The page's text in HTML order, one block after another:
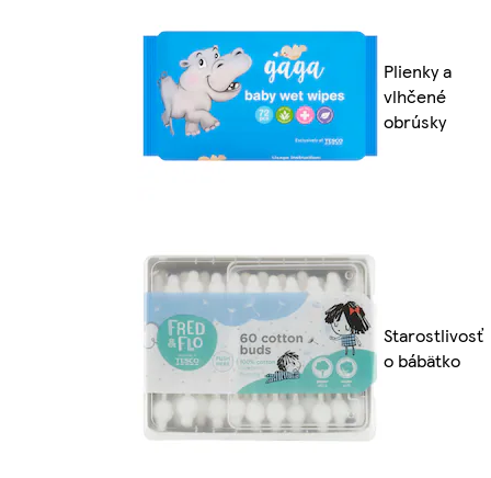
Plienky a
vlhčené
obrúsky
Starostlivosť
o bábätko